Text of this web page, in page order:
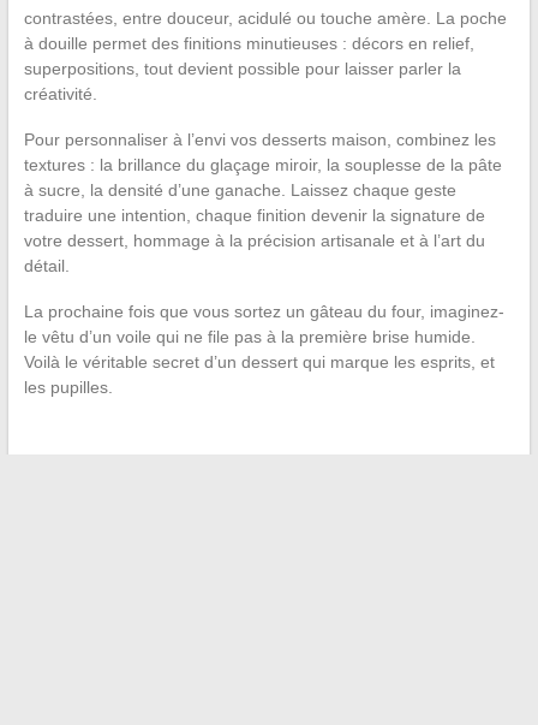
contrastées, entre douceur, acidulé ou touche amère. La poche
à douille permet des finitions minutieuses : décors en relief,
superpositions, tout devient possible pour laisser parler la
créativité.
Pour personnaliser à l’envi vos desserts maison, combinez les
textures : la brillance du glaçage miroir, la souplesse de la pâte
à sucre, la densité d’une ganache. Laissez chaque geste
traduire une intention, chaque finition devenir la signature de
votre dessert, hommage à la précision artisanale et à l’art du
détail.
La prochaine fois que vous sortez un gâteau du four, imaginez-
le vêtu d’un voile qui ne file pas à la première brise humide.
Voilà le véritable secret d’un dessert qui marque les esprits, et
les pupilles.